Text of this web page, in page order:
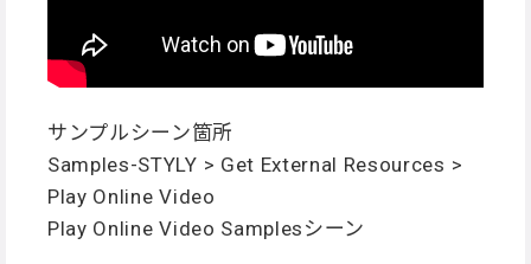
サンプルシーン箇所
Samples-STYLY > Get External Resources >
Play Online Video
Play Online Video Samplesシーン